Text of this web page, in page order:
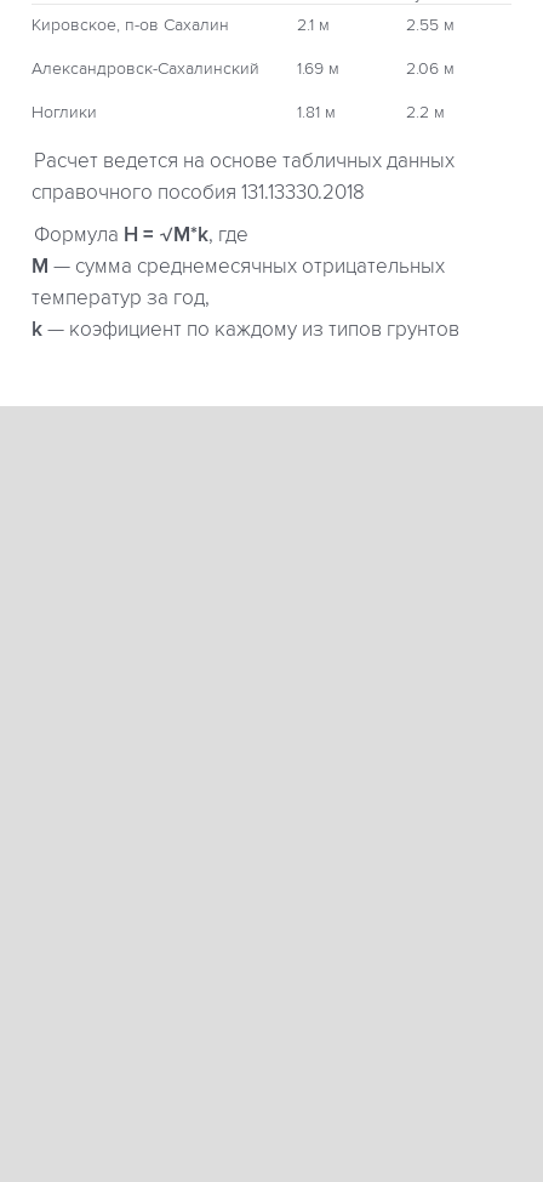
Кировское, п-ов Сахалин
2.1 м 2.55 м
Александровск-Сахалинский 1.69 м 2.06 м
Ноглики 1.81 м 2.2 м
Расчет ведется на основе табличных данных
справочного пособия 131.13330.2018
Формула H = √M*k, где
М — сумма среднемесячных отрицательных
температур за год,
k — коэфициент по каждому из типов грунтов